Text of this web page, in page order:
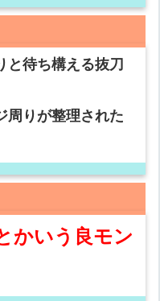
と待ち構える抜刀
周りが整理された
かいう良モン